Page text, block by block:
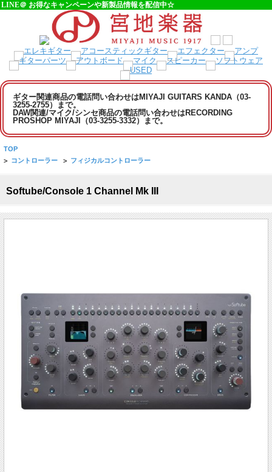
LINE＠ お得なキャンペーンや新製品情報を配信中☆
ギター関連商品の電話問い合わせはMIYAJI GUITARS KANDA（03-
3255-2755）まで。
DAW関連/マイク/シンセ商品の電話問い合わせはRECORDING
PROSHOP MIYAJI（03-3255-3332）まで。
TOP
> コントローラー > フィジカルコントローラー
Softube/Console 1 Channel Mk III